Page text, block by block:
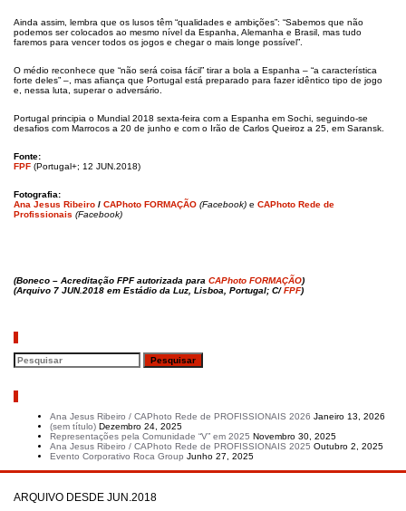
Ainda assim, lembra que os lusos têm “qualidades e ambições”: “Sabemos que não
podemos ser colocados ao mesmo nível da Espanha, Alemanha e Brasil, mas tudo
faremos para vencer todos os jogos e chegar o mais longe possível”.
O médio reconhece que “não será coisa fácil” tirar a bola a Espanha – “a característica
forte deles” –, mas afiança que Portugal está preparado para fazer idêntico tipo de jogo
e, nessa luta, superar o adversário.
Portugal principia o Mundial 2018 sexta-feira com a Espanha em Sochi, seguindo-se
desafios com Marrocos a 20 de junho e com o Irão de Carlos Queiroz a 25, em Saransk.
Fonte:
FPF (Portugal+; 12 JUN.2018)
Fotografia:
Ana Jesus Ribeiro / CAPhoto FORMAÇÃO (Facebook) e CAPhoto Rede de
Profissionais (Facebook)
(Boneco – Acreditação FPF autorizada para CAPhoto FORMAÇÃO)
(Arquivo 7 JUN.2018 em Estádio da Luz, Lisboa, Portugal; C/FPF)
Ana Jesus Ribeiro / CAPhoto Rede de PROFISSIONAIS 2026 Janeiro 13, 2026
(sem título) Dezembro 24, 2025
Representações pela Comunidade “V” em 2025 Novembro 30, 2025
Ana Jesus Ribeiro / CAPhoto Rede de PROFISSIONAIS 2025 Outubro 2, 2025
Evento Corporativo Roca Group Junho 27, 2025
ARQUIVO DESDE JUN.2018